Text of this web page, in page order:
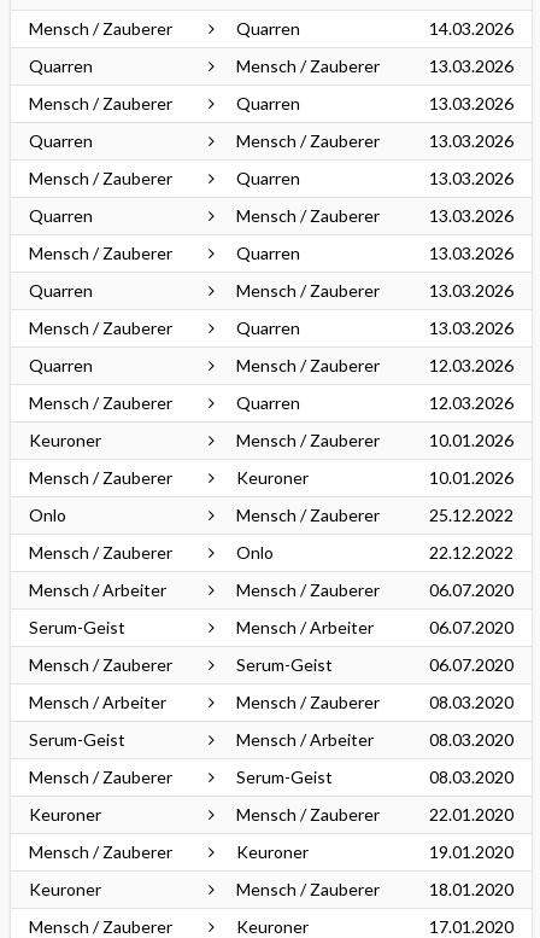
Mensch / Zauberer
Quarren
14.03.2026
Quarren
Mensch / Zauberer
13.03.2026
Mensch / Zauberer
Quarren
13.03.2026
Quarren
Mensch / Zauberer
13.03.2026
Mensch / Zauberer
Quarren
13.03.2026
Quarren
Mensch / Zauberer
13.03.2026
Mensch / Zauberer
Quarren
13.03.2026
Quarren
Mensch / Zauberer
13.03.2026
Mensch / Zauberer
Quarren
13.03.2026
Quarren
Mensch / Zauberer
12.03.2026
Mensch / Zauberer
Quarren
12.03.2026
Keuroner
Mensch / Zauberer
10.01.2026
Mensch / Zauberer
Keuroner
10.01.2026
Onlo
Mensch / Zauberer
25.12.2022
Mensch / Zauberer
Onlo
22.12.2022
Mensch / Arbeiter
Mensch / Zauberer
06.07.2020
Serum-Geist
Mensch / Arbeiter
06.07.2020
Mensch / Zauberer
Serum-Geist
06.07.2020
Mensch / Arbeiter
Mensch / Zauberer
08.03.2020
Serum-Geist
Mensch / Arbeiter
08.03.2020
Mensch / Zauberer
Serum-Geist
08.03.2020
Keuroner
Mensch / Zauberer
22.01.2020
Mensch / Zauberer
Keuroner
19.01.2020
Keuroner
Mensch / Zauberer
18.01.2020
Mensch / Zauberer
Keuroner
17.01.2020